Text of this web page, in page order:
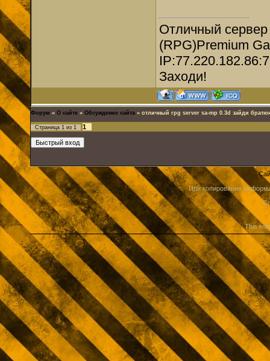
Отличный
(RPG)Premium
Заходи!
Форум » О сайте » Обсуждение сайта » отличный rpg server sa-mp 0.3d зайди
Страница 1 из 1 1
При копирование
This